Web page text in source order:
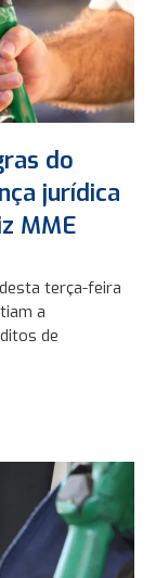
do
jurídica
MME
terça-feira
a
de